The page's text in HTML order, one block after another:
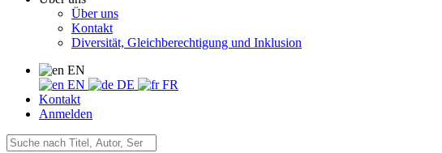
Über uns
Kontakt
Diversität, Gleichberechtigung und Inklusion
EN
EN
DE
FR
Kontakt
Anmelden